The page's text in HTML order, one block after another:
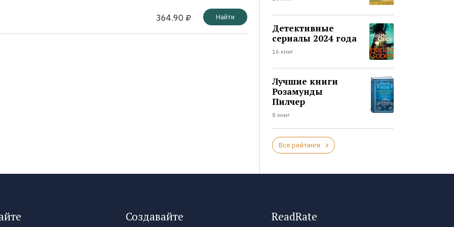
364.90 ₽ Найти
Детективные
сериалы 2024 года
16 книг
Лучшие книги
Розамунды
Пилчер
8 книг
Все рейтинги
Создавайте ReadRate